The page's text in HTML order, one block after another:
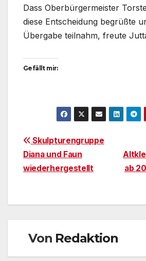
Dass Oberbürgermeister
diese Entscheidung begrüßte
Übergabe teilnahm, freute
Gefällt mir:
ab
Skulpturengruppe
Diana und Faun
wiederhergestellt
Von Redaktion